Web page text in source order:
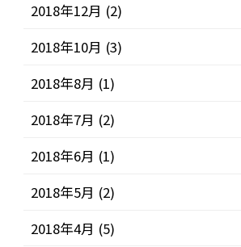
2018年12月 (2)
2018年10月 (3)
2018年8月 (1)
2018年7月 (2)
2018年6月 (1)
2018年5月 (2)
2018年4月 (5)